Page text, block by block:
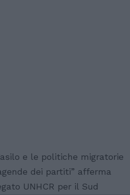
e le politiche migratorie
dei partiti” afferma
UNHCR per il Sud